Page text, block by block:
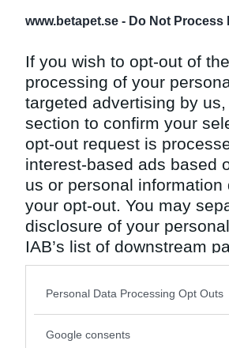
www.betapet.se - Do Not Process
If you wish to opt-out of
processing of your
targeted advertising by
section to confirm your
opt-out request is
interest-based ads based
us or personal
your opt-out. You may
disclosure of your
IAB’s list of downstream
also be disclosed by us
Downstream Participants
Please note that this
Personal Data Processing Opt Outs
Google consents
har1liten- Ej medlem längre
Antal inlägg:
Antal inlägg:
Det har vi faktiskt, en gång ;-)
saerdna82